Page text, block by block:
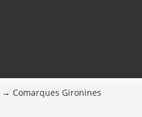
Comarques Gironines